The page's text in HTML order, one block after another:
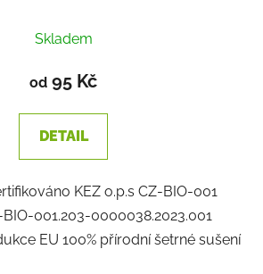
Skladem
od 95 Kč
DETAIL
KEZ o.p.s CZ-BIO-001
001.203-0000038.2023.001
EU 100% přírodní šetrné sušení